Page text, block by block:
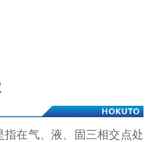
在气、液、固三相交点处